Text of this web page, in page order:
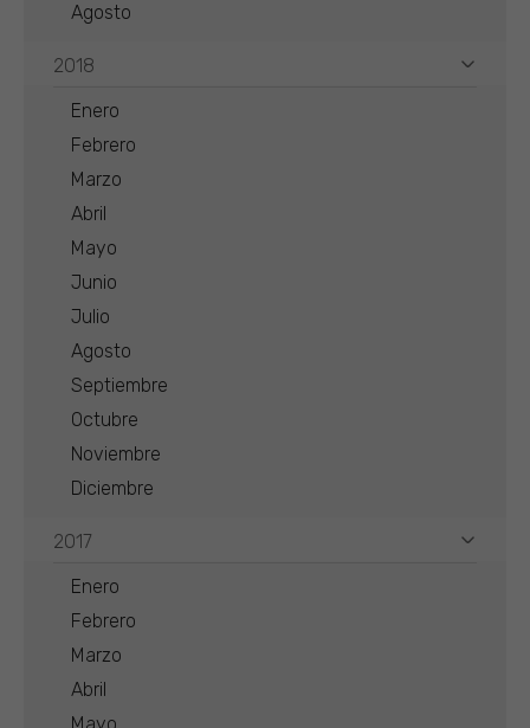
Agosto
2018
Enero
Febrero
Marzo
Abril
Mayo
Junio
Julio
Agosto
Septiembre
Octubre
Noviembre
Diciembre
2017
Enero
Febrero
Marzo
Abril